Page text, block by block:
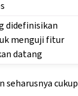
didefinisikan
menguji fitur
datang
seharusnya cukup